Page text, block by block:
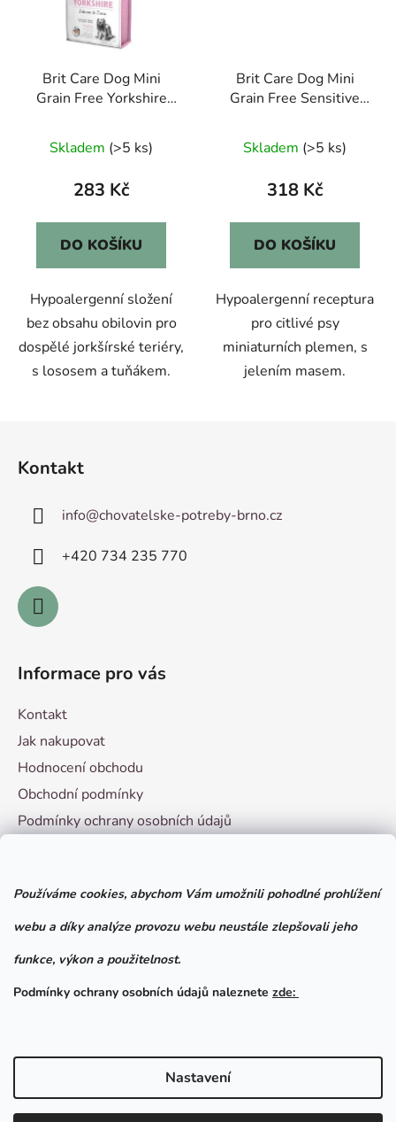
Používáme cookies, abychom Vám umožnili pohodlné prohlížení
webu a díky analýze provozu webu neustále zlepšovali jeho
funkce, výkon a použitelnost.
Podmínky ochrany osobních údajů naleznete zde:
Nastavení
Brit Care Dog Mini
Grain Free Yorkshire
Skladem (>5 ks)
283 Kč
DO KOŠÍKU
Hypoalergenní složení
bez obsahu obilovin pro
dospělé jorkšírské teriéry,
s lososem a tuňákem.
Brit Care Dog Mini
Grain Free Sensitive
Skladem (>5 ks)
318 Kč
DO KOŠÍKU
Hypoalergenní receptura
pro citlivé psy
miniaturních plemen, s
jelením masem.
Kontakt
info@chovatelske-potreby-brno.cz
+420 ­734 235 770
Informace pro vás
Kontakt
Jak nakupovat
Hodnocení obchodu
Obchodní podmínky
Podmínky ochrany osobních údajů
Facebook